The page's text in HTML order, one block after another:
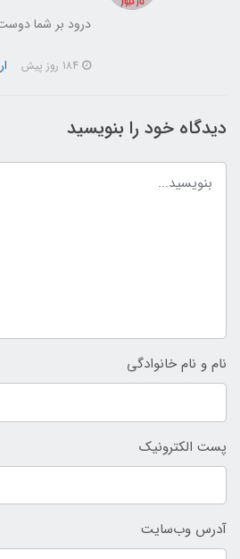
درود بر شما
دیدگاه خود را بنویسید
نام و نام خانوادگی
پست الکترونیک
آدرس وب‌سایت